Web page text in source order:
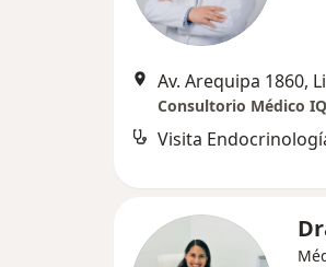
Av. Arequipa 1860,
Consultorio Médico
Visita